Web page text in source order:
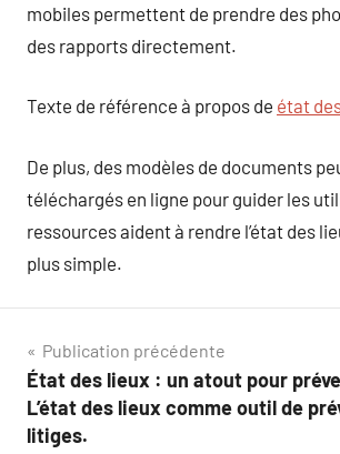
mobiles permettent de prendre des
des rapports directement.
Texte de référence à propos de état
De plus, des modèles de documents
téléchargés en ligne pour guider les
ressources aident à rendre l’état des
plus simple.
Navigation
de
l’article
Publication précédente
État des lieux : un atout pour
L’état des lieux comme outil de
litiges.